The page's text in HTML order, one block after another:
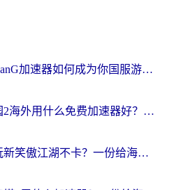
在澳洲，BanG加速器如何成为你国服游戏的“时光机”？
玩崩坏学园2海外用什么免费加速器好？2026海外党亲测国服游戏加速指南
国外如何玩新笑傲江湖不卡？一份给海外游子的终极网络指南